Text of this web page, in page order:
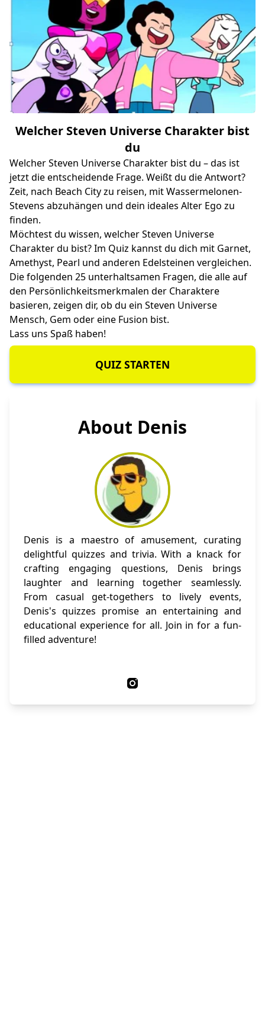
Welcher Steven Universe Charakter bist
du
Welcher Steven Universe Charakter bist du – das ist
jetzt die entscheidende Frage. Weißt du die Antwort?
Zeit, nach Beach City zu reisen, mit Wassermelonen-
Stevens abzuhängen und dein ideales Alter Ego zu
finden.
Möchtest du wissen, welcher Steven Universe
Charakter du bist? Im Quiz kannst du dich mit Garnet,
Amethyst, Pearl und anderen Edelsteinen vergleichen.
Die folgenden 25 unterhaltsamen Fragen, die alle auf
den Persönlichkeitsmerkmalen der Charaktere
basieren, zeigen dir, ob du ein Steven Universe
Mensch, Gem oder eine Fusion bist.
Lass uns Spaß haben!
QUIZ STARTEN
About Denis
Denis is a maestro of amusement, curating
delightful quizzes and trivia. With a knack for
crafting engaging questions, Denis brings
laughter and learning together seamlessly.
From casual get-togethers to lively events,
Denis's quizzes promise an entertaining and
educational experience for all. Join in for a fun-
filled adventure!